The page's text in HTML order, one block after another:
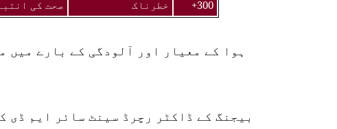
300+
خطرناک صحت کی
ہوا کے معیار اور آلودگی کے بارے میں
بیجنگ کے ڈاکٹر رچرڈ سینٹ سائر ایم